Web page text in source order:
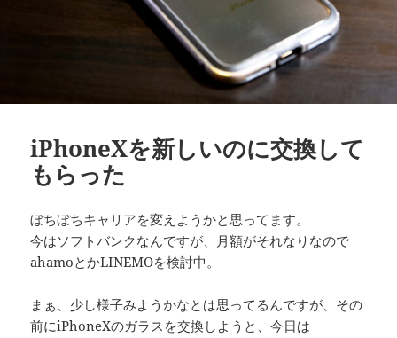
iPhoneXを新しいのに交換して
もらった
ぼちぼちキャリアを変えようかと思ってます。
今はソフトバンクなんですが、月額がそれなりなので
ahamoとかLINEMOを検討中。
まぁ、少し様子みようかなとは思ってるんですが、その
前にiPhoneXのガラスを交換しようと、今日は